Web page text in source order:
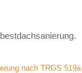
nach TRGS 519a